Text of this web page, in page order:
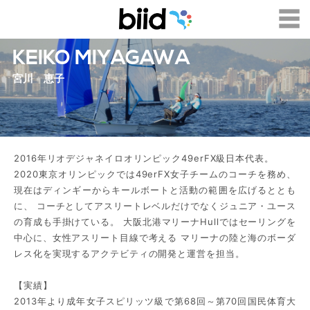
KEIKO MIYAGAWA
宮川 恵子
2016年リオデジャネイロオリンピック49erFX級日本代表。
2020東京オリンピックでは49erFX女子チームのコーチを務め、
現在はディンギーからキールボートと活動の範囲を広げるととも
に、 コーチとしてアスリートレベルだけでなくジュニア・ユース
の育成も手掛けている。 大阪北港マリーナHullではセーリングを
中心に、女性アスリート目線で考える マリーナの陸と海のボーダ
レス化を実現するアクテビティの開発と運営を担当。
【実績】
2013年より成年女子スピリッツ級で第68回～第70回国民体育大